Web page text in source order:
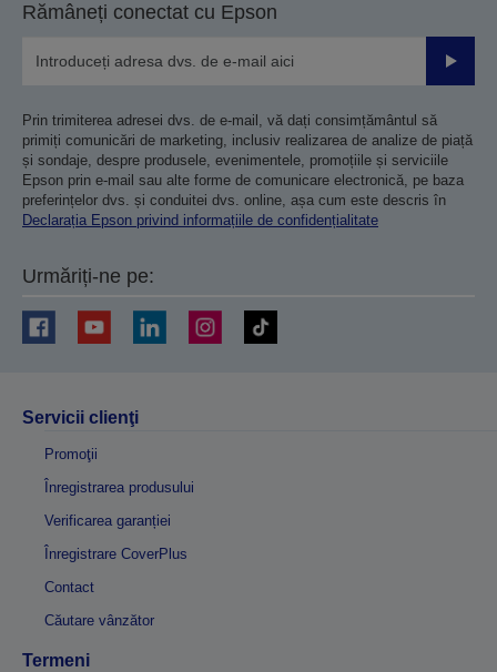
Rămâneți conectat cu Epson
Prin trimiterea adresei dvs. de e-mail, vă dați consimțământul să
primiți comunicări de marketing, inclusiv realizarea de analize de piață
și sondaje, despre produsele, evenimentele, promoțiile și serviciile
Epson prin e-mail sau alte forme de comunicare electronică, pe baza
preferințelor dvs. și conduitei dvs. online, așa cum este descris în
Declarația Epson privind informațiile de confidențialitate
Urmăriți-ne pe:
Servicii clienţi
Promoţii
Înregistrarea produsului
Verificarea garanției
Înregistrare CoverPlus
Contact
Căutare vânzător
Termeni